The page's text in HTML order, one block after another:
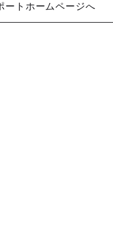
ートホームページへ